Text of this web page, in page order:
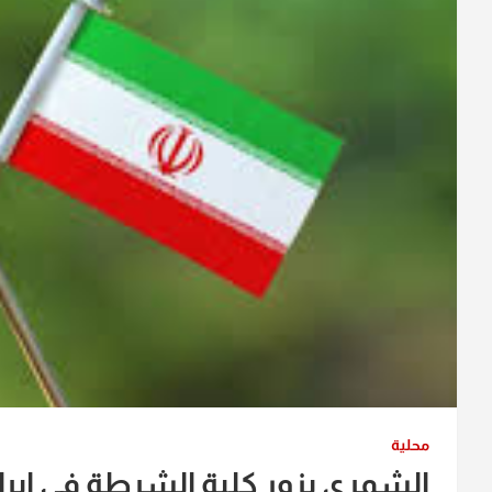
محلية
الشمري يزور كلية الشرطة في